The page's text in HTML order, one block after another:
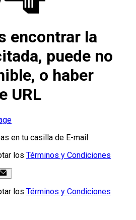
encontrar la
puede no
o haber
URL
en tu casilla de E-mail
los Términos y Condiciones
los Términos y Condiciones